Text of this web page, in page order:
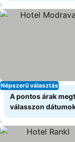
Népszerű választás
A pontos árak
válasszon